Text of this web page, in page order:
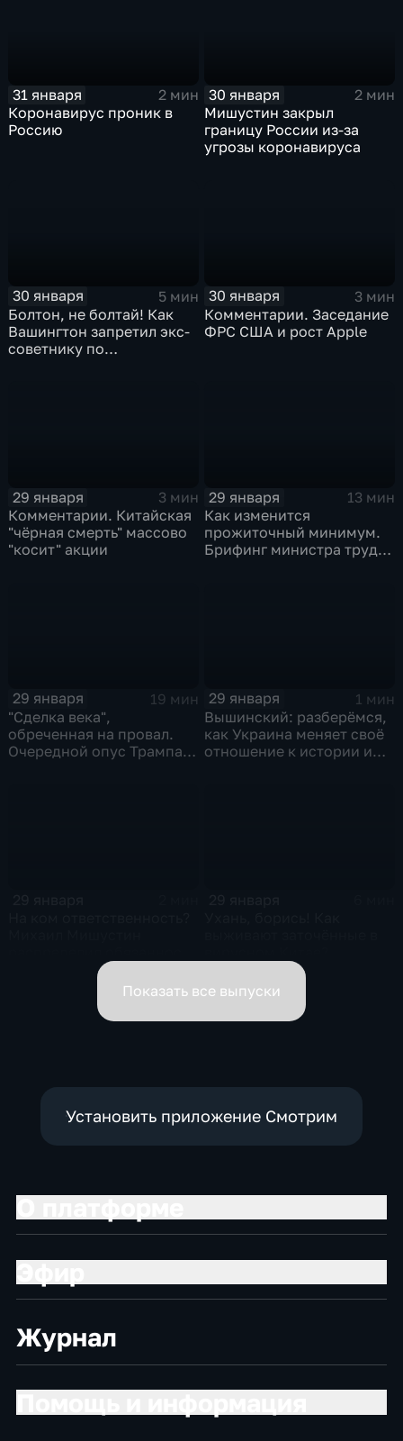
31 января
2 мин
Коронавирус проник в
Россию
30 января
2 мин
Мишустин закрыл
границу России из-за
угрозы коронавируса
30 января
5 мин
Болтон, не болтай! Как
Вашингтон запретил экс-
советнику по
30 января
3 мин
Комментарии. Заседание
ФРС США и рост Apple
29 января
3 мин
Комментарии. Китайская
"чёрная смерть" массово
"косит" акции
29 января
13 мин
Как изменится
прожиточный минимум.
Брифинг министра труда
29 января
19 мин
"Сделка века",
обреченная на провал.
Очередной опус Трампа.
29 января
1 мин
Вышинский: разберёмся,
как Украина меняет своё
отношение к истории и
вице-премьеров
Показать все выпуски
Установить приложение Смотрим
Журнал